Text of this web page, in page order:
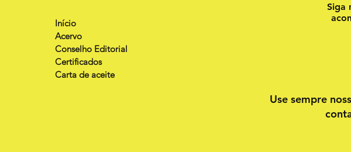
Início
Acervo
Conselho Editorial
Certificados
Carta de aceite
Siga
Use sempre